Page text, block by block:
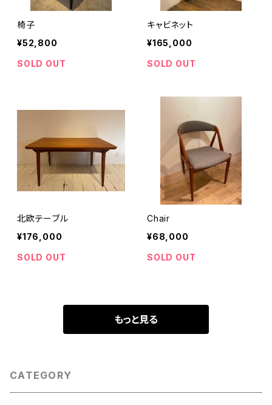
椅子
¥52,800
SOLD OUT
キャビネット
¥165,000
SOLD OUT
北欧テーブル
¥176,000
SOLD OUT
Chair
¥68,000
SOLD OUT
もっと見る
CATEGORY